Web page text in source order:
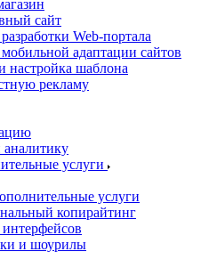
сайт
Web-портала
адаптации сайтов
настройка шаблона
рекламу
аналитику
услуги
услуги
копирайтинг
интерфейсов
и шоурилы